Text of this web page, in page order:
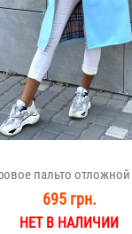
пальто
695 грн.
НЕТ В НАЛИЧИИ